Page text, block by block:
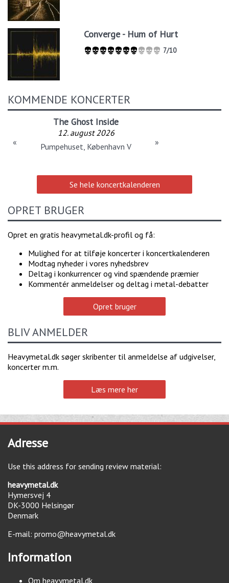
Converge - Hum of Hurt
7/10
KOMMENDE KONCERTER
The Ghost Inside
12. august 2026
Pumpehuset, København V
« »
Se hele koncertkalenderen
OPRET BRUGER
Opret en gratis heavymetal.dk-profil og få:
Mulighed for at tilføje koncerter i koncertkalenderen
Modtag nyheder i vores nyhedsbrev
Deltag i konkurrencer og vind spændende præmier
Kommentér anmeldelser og deltag i metal-debatter
Opret bruger
BLIV ANMELDER
Heavymetal.dk søger skribenter til anmeldelse af udgivelser,
koncerter m.m.
Læs mere her
Adresse
Use this address for sending review material:
heavymetal.dk
Hymersvej 4
DK-3000 Helsingør
Denmark
E-mail: promo@heavymetal.dk
Information
Om heavymetal.dk